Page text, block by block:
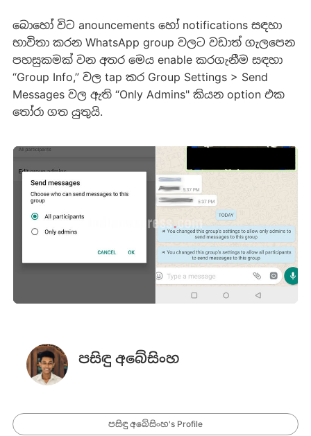
බොහෝ විට anouncements හෝ notifications සඳහා
භාවිතා කරන WhatsApp group වලට වඩාත් ගැලපෙන
පහසුකමක් වන අතර මෙය enable කරගැනීම සඳහා
“Group Info,” වල tap කර Group Settings > Send
Messages වල ඇති “Only Admins" කියන option එක
තෝරා ගත යුතුයි.
පසිඳු අබේසිංහ
පසිඳු අබේසිංහ's Profile